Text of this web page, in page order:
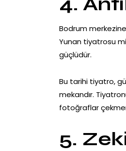
Bodrum
Yunan tiyatrosu
güçlüdür.
Bu tarihi tiyatro,
mekandır.
fotoğraflar
5.